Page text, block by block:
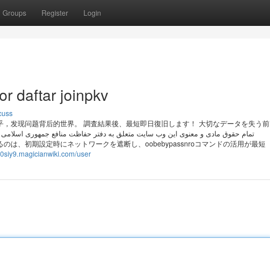
Groups Register Login
daftar joinpkv
发现问题背后的世界。 調査結果後、最短即日復旧します！ 大切なデータを失う前
user